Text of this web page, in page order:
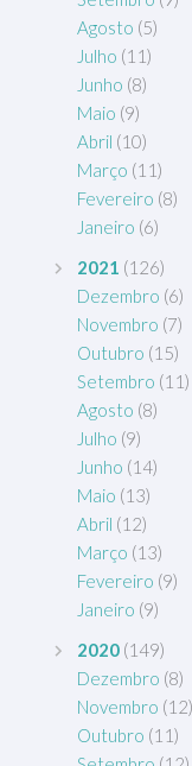
Agosto (5)
Julho (11)
Junho (8)
Maio (9)
Abril (10)
Março (11)
Fevereiro (8)
Janeiro (6)
2021 (126)
Dezembro (6)
Novembro (7)
Outubro (15)
Setembro (11)
Agosto (8)
Julho (9)
Junho (14)
Maio (13)
Abril (12)
Março (13)
Fevereiro (9)
Janeiro (9)
2020 (149)
Dezembro (8)
Novembro (12)
Outubro (11)